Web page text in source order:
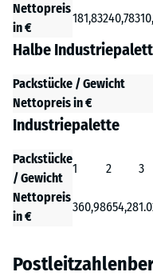
Nettopreis
in €
181,83240,78
Halbe
Packstücke / Gewicht
Nettopreis in €
Industriepalette
Packstücke
/ Gewicht
1 2 3
Nettopreis
in €
360,98654,28